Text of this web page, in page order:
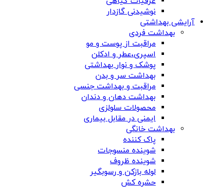
نوشیدنی گازدار
آرایشی بهداشتی
بهداشت فردی
مراقبت از پوست و مو
اسپری،عطر و ادکلن
پوشک و نوار بهداشتی
بهداشت سر و بدن
مراقبت و بهداشت جنسی
بهداشت دهان و دندان
محصولات سلولزی
ایمنی در مقابل بیماری
بهداشت خانگی
پاک کننده
شوینده منسوجات
شوینده ظروف
لوله بازکن و رسوبگیر
حشره کش